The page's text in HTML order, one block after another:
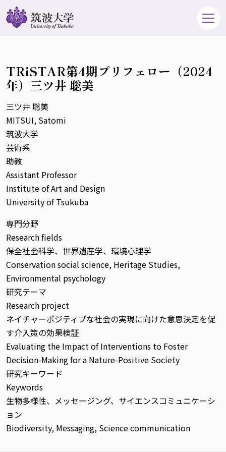
TRiSTAR第4期プリフェロー（2024
年）三ツ井 聡美
三ツ井 聡美
MITSUI, Satomi
筑波大学
芸術系
助教
Assistant Professor
Institute of Art and Design
University of Tsukuba
専門分野
Research fields
保全社会科学、世界遺産学、環境心理学
Conservation social science, Heritage Studies,
Environmental psychology
研究テーマ
Research project
ネイチャーポジティブな社会の実現に向けた意思決定を促
す介入策の効果検証
Evaluating the Impact of Interventions to Foster
Decision-Making for a Nature-Positive Society
研究キーワード
Keywords
生物多様性、メッセージング、サイエンスコミュニケーシ
ョン
Biodiversity, Messaging, Science communication